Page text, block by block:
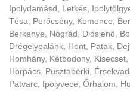
Ipolydamásd, Letkés,
Tésa, Perőcsény, Kemence,
Berkenye, Nógrád, Diósjenő,
Drégelypalánk, Hont, Patak,
Romhány, Kétbodony,
Horpács, Pusztaberki,
Patvarc, Ipolyvece, Őrhalom,